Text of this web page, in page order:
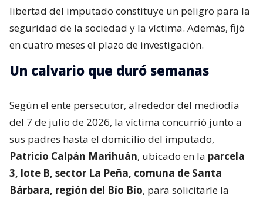
libertad del imputado constituye un peligro para la
seguridad de la sociedad y la víctima. Además, fijó
en cuatro meses el plazo de investigación.
Un calvario que duró semanas
Según el ente persecutor, alrededor del mediodía
del 7 de julio de 2026, la víctima concurrió junto a
sus padres hasta el domicilio del imputado,
Patricio Calpán Marihuán, ubicado en la parcela
3, lote B, sector La Peña, comuna de Santa
Bárbara, región del Bío Bío, para solicitarle la